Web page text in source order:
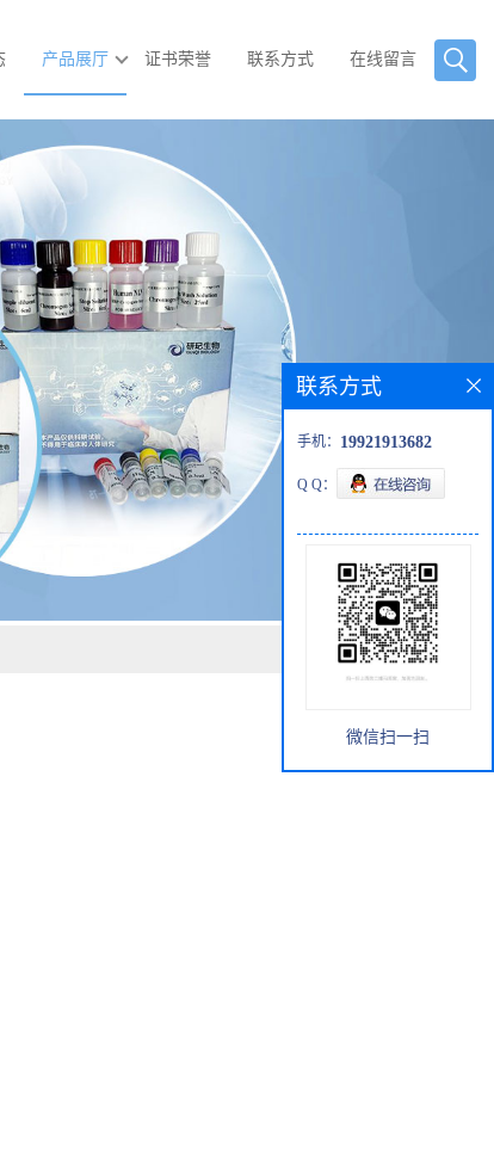
产品展厅 证书荣誉 联系方式 在线留言
联系方式
手机： 19921913682
Q Q：
微信扫一扫